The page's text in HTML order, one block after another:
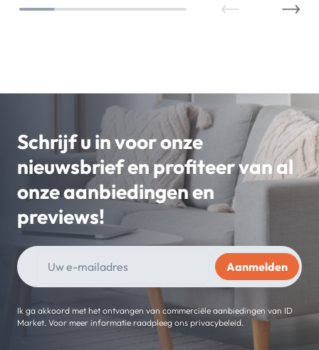
Schrijf u in voor onze
nieuwsbrief en profiteer van al
onze aanbiedingen en
previews!
Ik ga akkoord met het ontvangen van commerciële aanbiedingen van ID
Market. Voor meer informatie raadpleeg ons privacybeleid.